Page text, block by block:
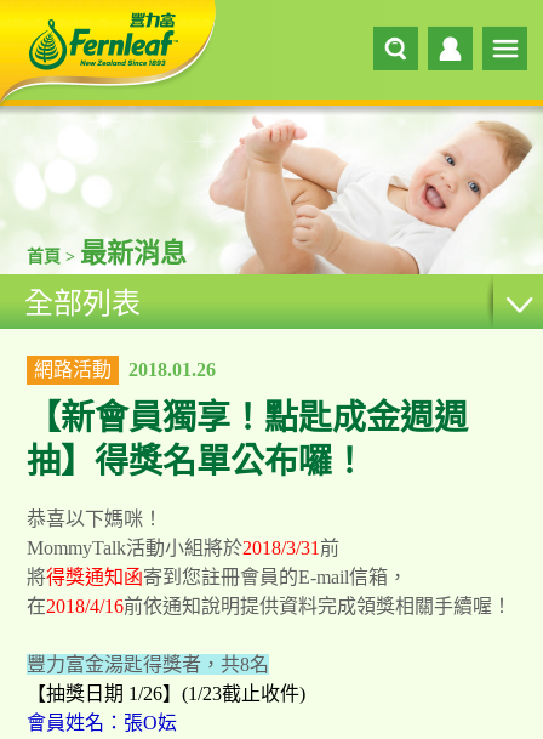
首頁 > 最新消息
全部列表
網路活動 2018.01.26
【新會員獨享！點匙成金週週
抽】得獎名單公布囉！
恭喜以下媽咪！
MommyTalk活動小組將於2018/3/31前
將得獎通知函寄到您註冊會員的E-mail信箱，
在2018/4/16前依通知說明提供資料完成領獎相關手續喔！
豐力富金湯匙得獎者 ，共8名
【抽獎日期 1/26】(1/23截止收件)
會員姓名：張O妘